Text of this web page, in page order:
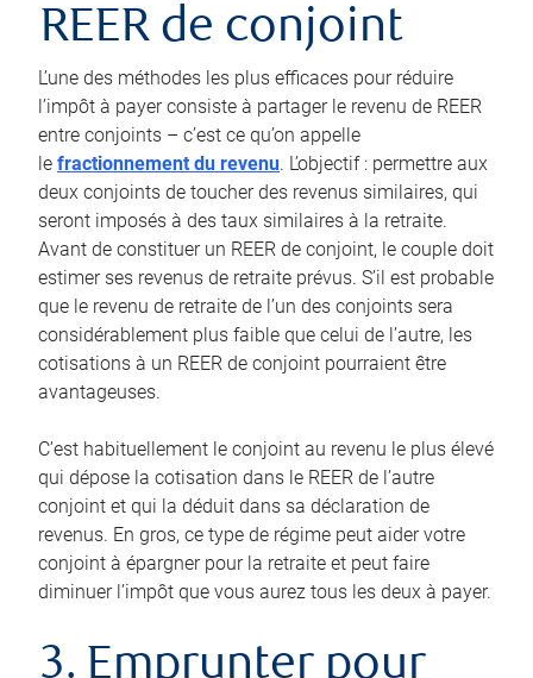
REER de conjoint
L’une des méthodes les plus efficaces pour réduire
l’impôt à payer consiste à partager le revenu de REER
entre conjoints – c’est ce qu’on appelle
le fractionnement du revenu. L’objectif : permettre aux
deux conjoints de toucher des revenus similaires, qui
seront imposés à des taux similaires à la retraite.
Avant de constituer un REER de conjoint, le couple doit
estimer ses revenus de retraite prévus. S’il est probable
que le revenu de retraite de l’un des conjoints sera
considérablement plus faible que celui de l’autre, les
cotisations à un REER de conjoint pourraient être
avantageuses.
C’est habituellement le conjoint au revenu le plus élevé
qui dépose la cotisation dans le REER de l’autre
conjoint et qui la déduit dans sa déclaration de
revenus. En gros, ce type de régime peut aider votre
conjoint à épargner pour la retraite et peut faire
diminuer l’impôt que vous aurez tous les deux à payer.
3. Emprunter pour